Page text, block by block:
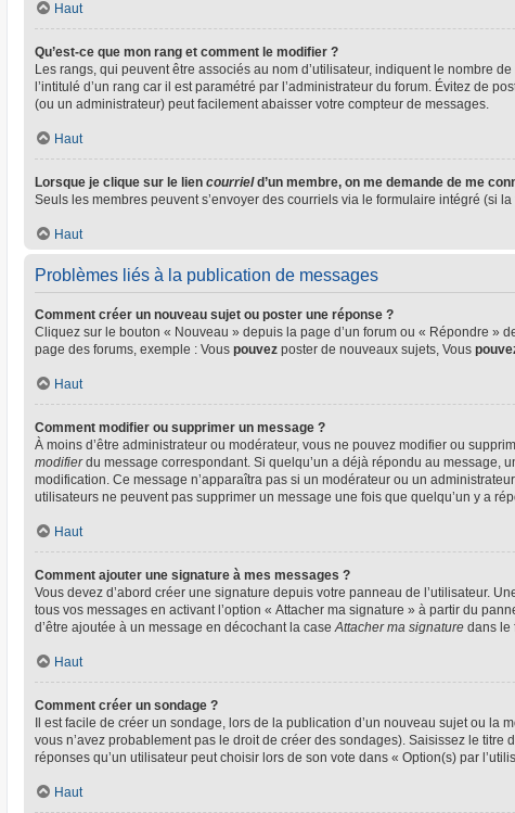
Haut
Qu’est-ce que mon rang et comment le modifier ?
Les rangs, qui peuvent être associés au nom d’utilisateur, indiquent le nombre
l’intitulé d’un rang car il est paramétré par l’administrateur du forum. Évitez de
(ou un administrateur) peut facilement abaisser votre compteur de messages.
Haut
Lorsque je clique sur le lien courrield’un membre, on me demande de me
Seuls les membres peuvent s’envoyer des courriels via le formulaire intégré (si
Haut
Problèmes liés à la publication de messages
Comment créer un nouveau sujet ou poster une réponse ?
Cliquez sur le bouton « Nouveau » depuis la page d’un forum ou « Répondre »
page des forums, exemple : Vous pouvez poster de nouveaux sujets, Vous
Haut
Comment modifier ou supprimer un message ?
À moins d’être administrateur ou modérateur, vous ne pouvez modifier ou
modifierdu message correspondant. Si quelqu’un a déjà répondu au message,
modification. Ce message n’apparaîtra pas si un modérateur ou un
utilisateurs ne peuvent pas supprimer un message une fois que quelqu’un y a
Haut
Comment ajouter une signature à mes messages ?
Vous devez d’abord créer une signature depuis votre panneau de l’utilisateur.
tous vos messages en activant l’option « Attacher ma signature » à partir du
d’être ajoutée à un message en décochant la caseAttacher ma signature dans le
Haut
Comment créer un sondage ?
Il est facile de créer un sondage, lors de la publication d’un nouveau sujet ou
vous n’avez probablement pas le droit de créer des sondages). Saisissez le
réponses qu’un utilisateur peut choisir lors de son vote dans « Option(s) par
Haut